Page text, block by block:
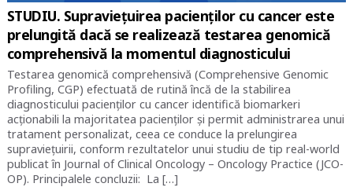
STUDIU. Supravieţuirea pacienţilor cu cancer este
prelungită dacă se realizează testarea genomică
comprehensivă la momentul diagnosticului
Testarea genomică comprehensivă (Comprehensive Genomic
Profiling, CGP) efectuată de rutină încă de la stabilirea
diagnosticului pacienților cu cancer identifică biomarkeri
acţionabili la majoritatea pacienţilor şi permit administrarea unui
tratament personalizat, ceea ce conduce la prelungirea
supravieţuirii, conform rezultatelor unui studiu de tip real-world
publicat în Journal of Clinical Oncology – Oncology Practice (JCO-
OP). Principalele concluzii: La […]